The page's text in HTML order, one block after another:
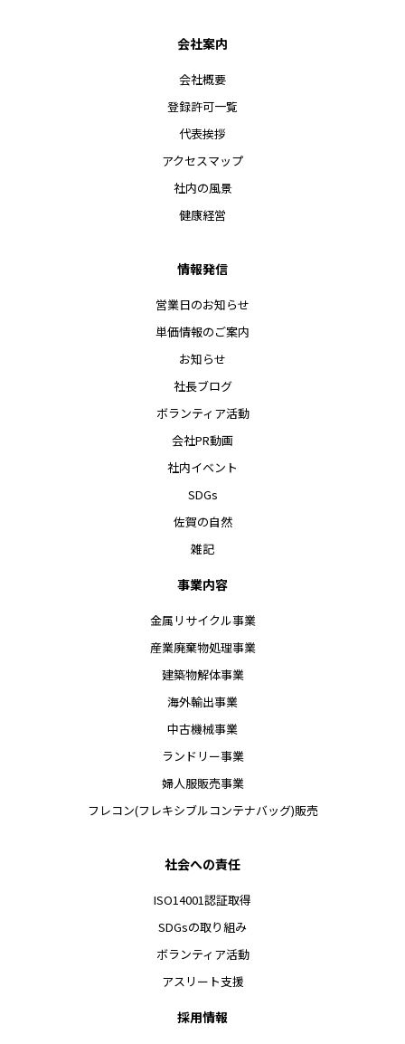
会社案内
会社概要
登録許可一覧
代表挨拶
アクセスマップ
社内の風景
健康経営
情報発信
営業日のお知らせ
単価情報のご案内
お知らせ
社長ブログ
ボランティア活動
会社PR動画
社内イベント
SDGs
佐賀の自然
雑記
事業内容
金属リサイクル事業
産業廃棄物処理事業
建築物解体事業
海外輸出事業
中古機械事業
ランドリー事業
婦人服販売事業
フレコン(フレキシブルコンテナバッグ)販売
社会への責任
ISO14001認証取得
SDGsの取り組み
ボランティア活動
アスリート支援
採用情報